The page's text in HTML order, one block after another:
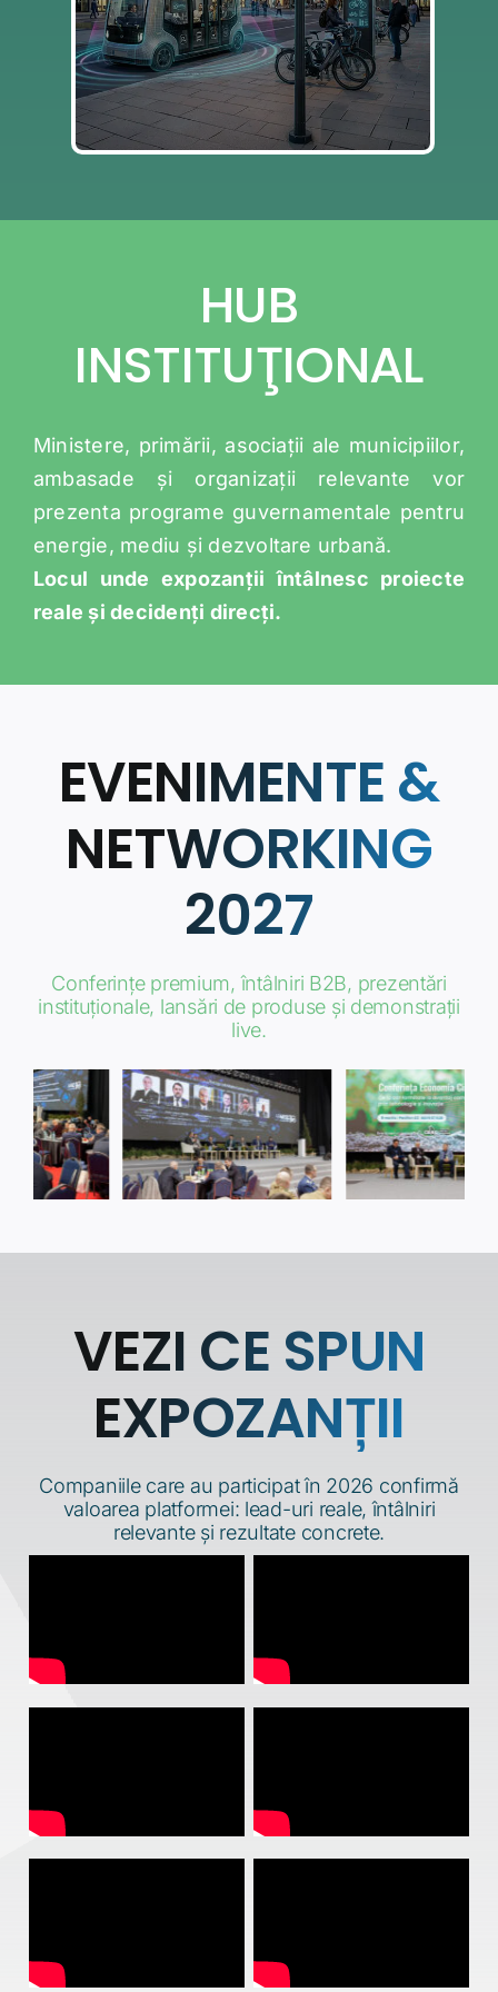
HUB
INSTITUŢIONAL
Ministere, primării, asociații ale municipiilor,
ambasade și organizații relevante vor
prezenta programe guvernamentale pentru
energie, mediu și dezvoltare urbană.
Locul unde expozanții întâlnesc proiecte
EVENIMENTE &
NETWORKING
2027
Conferințe premium, întâlniri B2B, prezentări
instituționale, lansări de produse și demonstrații
VEZI CE SPUN
EXPOZANȚII
Companiile care au participat în 2026 confirmă
valoarea platformei: lead-uri reale, întâlniri
relevante și rezultate concrete.